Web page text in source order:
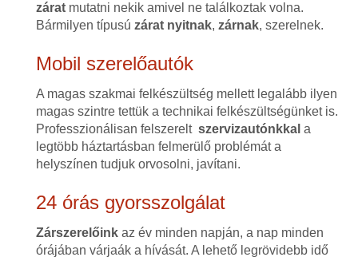
záratmutatni nekik amivel ne találkoztak volna.
Bármilyen típusú zárat nyitnak, zárnak, szerelnek.
Mobil szerelőautók
A magas szakmai felkészültség mellett legalább ilyen
magas szintre tettük a technikai felkészültségünket is.
Professzionálisan felszerelt szervizautónkkal a
legtöbb háztartásban felmerülő problémát a
helyszínen tudjuk orvosolni, javítani.
24 órás gyorsszolgálat
Zárszerelőinkaz év minden napján, a nap minden
órájában várjaák a hívását. A lehető legrövidebb idő